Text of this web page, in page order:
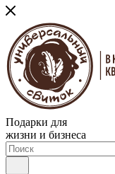
Подарки для
жизни и бизнеса